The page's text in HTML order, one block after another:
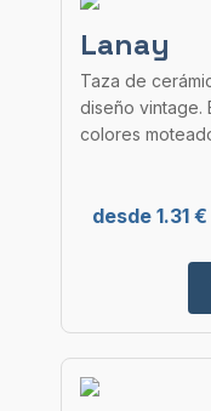
Lanay
Taza de
diseño vintage.
colores
desde 1.31 €